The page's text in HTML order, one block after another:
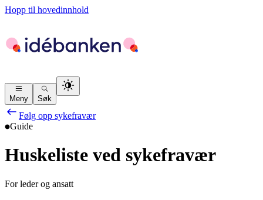
Hopp til hovedinnhold
Meny Søk
Følg opp sykefravær
Guide
Huskeliste ved sykefravær
For leder og ansatt